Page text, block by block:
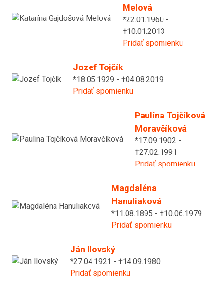
Melová
*22.01.1960 -
†10.01.2013
Pridať spomienku
Jozef Tojčík
*18.05.1929 - †04.08.2019
Pridať spomienku
Paulína Tojčíková
Moravčíková
*17.09.1902 -
†27.02.1991
Pridať spomienku
Magdaléna
Hanuliaková
*11.08.1895 - †10.06.1979
Pridať spomienku
Ján Ilovský
*27.04.1921 - †14.09.1980
Pridať spomienku